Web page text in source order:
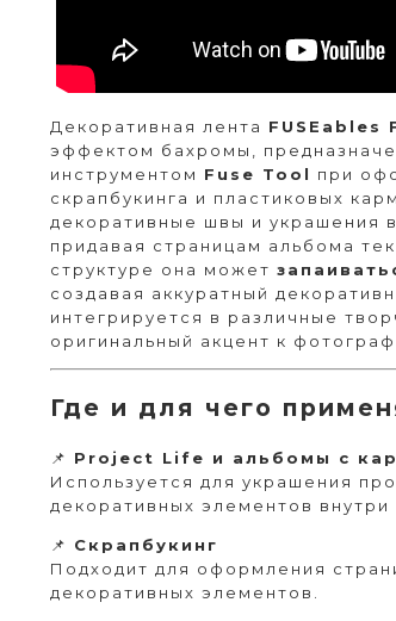
Декоративная лента FUSEables
эффектом бахромы,
инструментом Fuse Tool при
скрапбукинга и пластиковых
декоративные швы и украшения
придавая страницам альбома
структуре она может
создавая аккуратный
интегрируется в различные
оригинальный акцент к
Где и для чего
📌 Project Life и альбомы с
Используется для украшения
декоративных элементов внутри
📌 Скрапбукинг
Подходит для оформления
декоративных элементов.